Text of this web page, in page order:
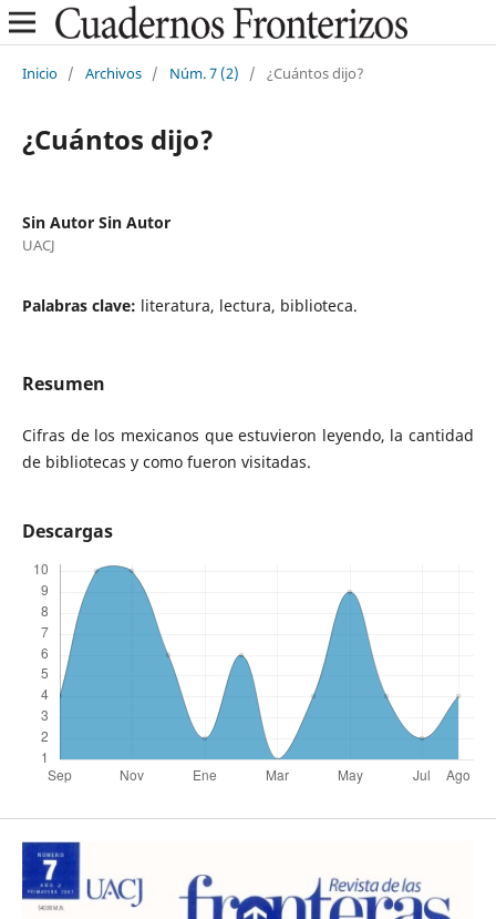
Inicio / Archivos / Núm. 7 (2) / ¿Cuántos dijo?
¿Cuántos dijo?
Sin Autor Sin Autor
UACJ
Palabras clave: literatura, lectura, biblioteca.
Resumen
Cifras de los mexicanos que estuvieron leyendo, la cantidad
de bibliotecas y como fueron visitadas.
Descargas